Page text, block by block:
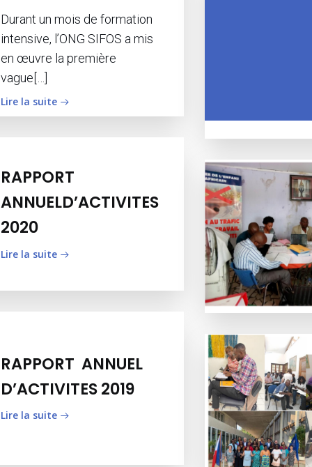
Durant un mois de formation
intensive, l’ONG SIFOS a mis
en œuvre la première
vague[…]
Lire la suite
RAPPORT
ANNUELD’ACTIVITES
2020
Lire la suite
RAPPORT ANNUEL
D’ACTIVITES 2019
Lire la suite